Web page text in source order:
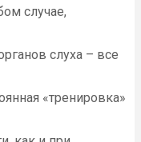
случае,
слуха – все
«тренировка»